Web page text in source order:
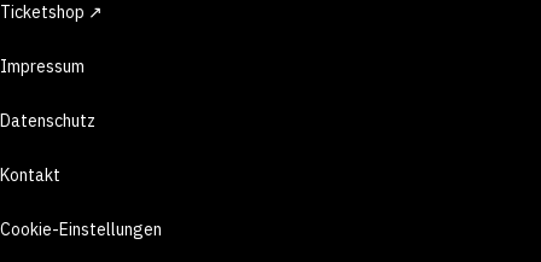
Ticketshop ↗
Impressum
Datenschutz
Kontakt
Cookie-Einstellungen